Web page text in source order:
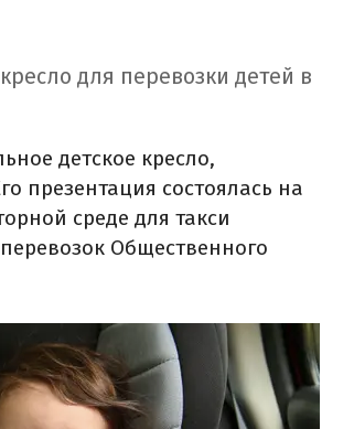
для перевозки детей в
детское кресло,
презентация состоялась на
среде для такси
Общественного